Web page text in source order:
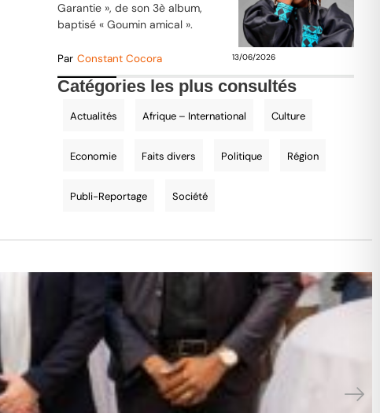
Garantie », de son 3è album,
baptisé « Goumin amical ».
Par Constant Cocora 13/06/2026
Catégories les plus consultés
Actualités Afrique – International Culture
Economie Faits divers Politique Région
Publi-Reportage Société